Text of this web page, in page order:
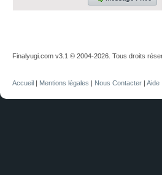
Finalyugi.com v3.1 © 2004-2026. Tous droits
Accueil | Mentions légales | Nous Contacter | Aide